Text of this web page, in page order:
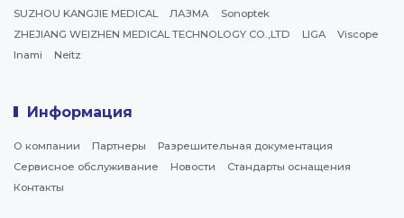
SUZHOU KANGJIE MEDICAL
ЛАЗМА
Sonoptek
ZHEJIANG WEIZHEN MEDICAL TECHNOLOGY CO.,LTD
LIGA
Viscope
Inami
Neitz
Информация
О компании Партнеры
Разрешительная документация
Сервисное обслуживание
Новости
Стандарты оснащения
Контакты